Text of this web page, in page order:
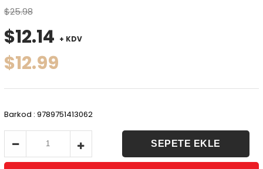
$25.98
$12.14 + KDV
$12.99
Barkod : 9789751413062